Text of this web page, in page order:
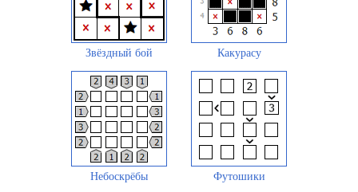
Звёздный бой Какурасу
Небоскрёбы Футошики